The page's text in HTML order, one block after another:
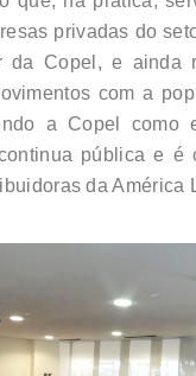
privadas do
da Copel, e ainda
com a
a Copel como
pública e é
da América